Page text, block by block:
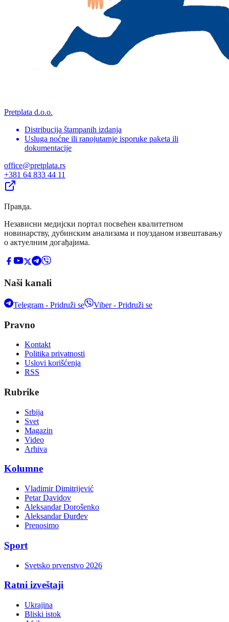
Pretplata d.o.o.
Distribucija štampanih izdanja
Usluga noćne ili ranojutarnje isporuke paketa ili
dokumentacije
office@pretplata.rs
+381 64 833 44 11
Правда.
Независни медијски портал посвећен квалитетном
новинарству, дубинским анализама и поузданом извештавању
о актуелним догађајима.
Naši kanali
Telegram - Pridruži se Viber - Pridruži se
Pravno
Kontakt
Politika privatnosti
Uslovi korišćenja
RSS
Rubrike
Srbija
Svet
Magazin
Video
Arhiva
Kolumne
Vladimir Dimitrijević
Petar Davidov
Aleksandar Dorošenko
Aleksandar Đurđev
Prenosimo
Sport
Svetsko prvenstvo 2026
Ratni izveštaji
Ukrajina
Bliski istok